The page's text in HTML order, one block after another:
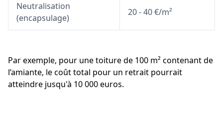
Neutralisation
(encapsulage)
20 - 40 €/m²
Par exemple, pour une toiture de 100 m² contenant de
l’amiante, le coût total pour un retrait pourrait
atteindre jusqu'à 10 000 euros.